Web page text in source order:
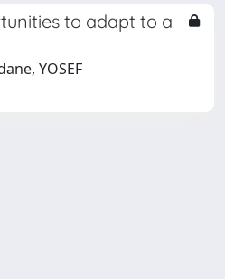
to adapt to a
YOSEF